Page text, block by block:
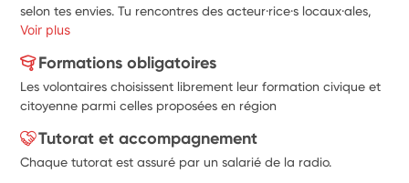
selon tes envies. Tu rencontres des acteur·rice·s locaux·ales,
participes à la vie du territoire et fais entendre des voix peu
collective, pédagogique et citoyenne des radios adhérentes à
la CORLAB.
Voir plus
Formations obligatoires
Les volontaires choisissent librement leur formation civique et
citoyenne parmi celles proposées en région
Tutorat et accompagnement
Chaque tutorat est assuré par un salarié de la radio.